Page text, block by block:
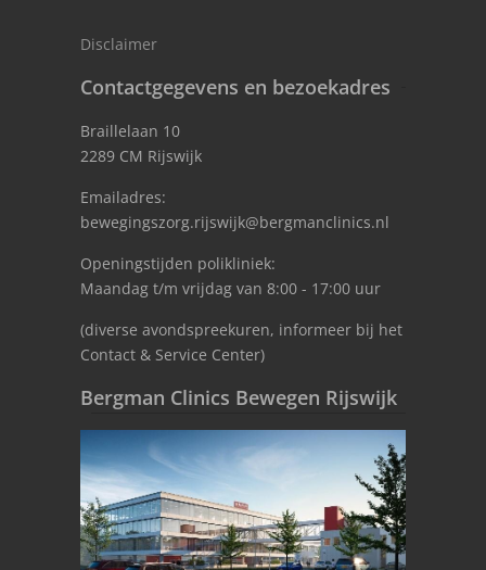
Disclaimer
Contactgegevens en bezoekadres
Braillelaan 10
2289 CM Rijswijk
Emailadres:
bewegingszorg.rijswijk@bergmanclinics.nl
Openingstijden polikliniek:
Maandag t/m vrijdag van 8:00 - 17:00 uur
(diverse avondspreekuren, informeer bij het
Contact & Service Center)
Bergman Clinics Bewegen Rijswijk